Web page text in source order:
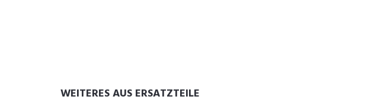
WEITERES AUS ERSATZTEILE